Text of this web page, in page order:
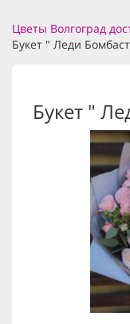
Цветы Волгоград
Букет " Леди
Букет "